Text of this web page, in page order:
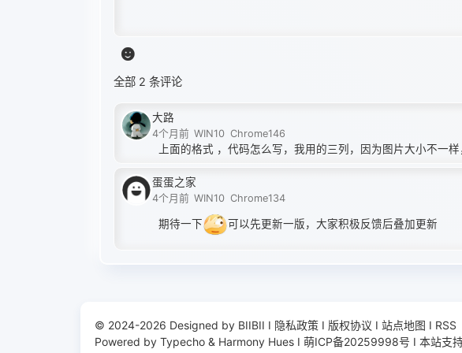
全部 2 条评论
大路
4个月前 WIN10 Chrome146
上面的格式 ，代码怎么写，我用的三列，因为图片大小不一
蛋蛋之家
4个月前 WIN10 Chrome134
期待一下 可以先更新一版，大家积极反馈后叠加更新
© 2024-2026 Designed by BIIBII Ι 隐私政策 Ι 版权协议 Ι 站点地图 Ι RSS
Powered by Typecho & Harmony Hues Ι 萌ICP备20259998号 Ι 本站支